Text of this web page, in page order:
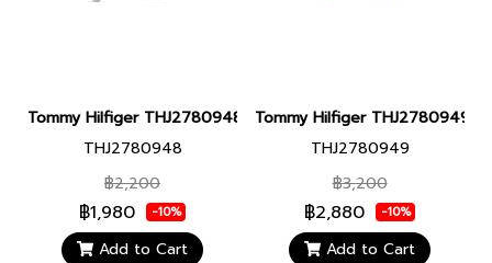
Tommy Hilfiger THJ2780948 JEWELRY ต่างหู
THJ2780948
฿2,200
฿1,980 -10%
Add to Cart
Tommy Hilfiger THJ2780949
THJ2780949
฿3,200
฿2,880 -10%
Add to Cart